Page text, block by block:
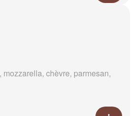
mozzarella, chèvre, parmesan,